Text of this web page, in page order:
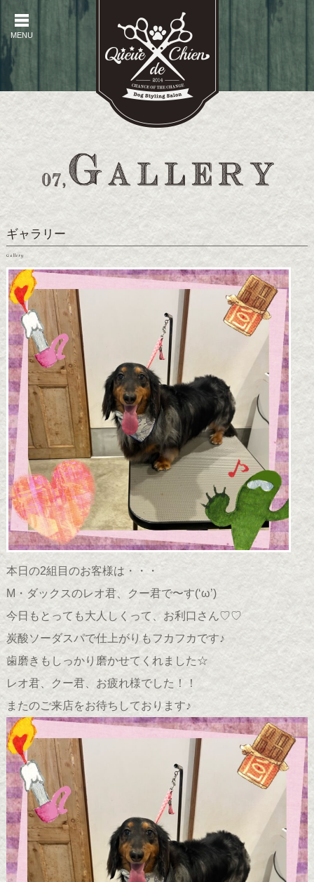
MENU
ギャラリー
Gallery
本日の2組目のお客様は・・・
M・ダックスのレオ君、クー君で〜す(‘ω’)
今日もとっても大人しくって、お利口さん♡♡
炭酸ソーダスパで仕上がりもフカフカです♪
歯磨きもしっかり磨かせてくれました☆
レオ君、クー君、お疲れ様でした！！
またのご来店をお待ちしております♪